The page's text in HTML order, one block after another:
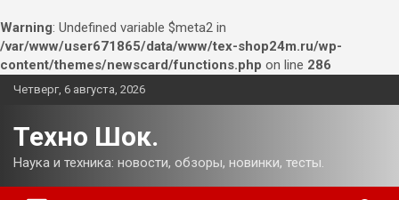
Warning: Undefined variable $meta2 in
/var/www/user671865/data/www/tex-shop24m.ru/wp-
content/themes/newscard/functions.php on line 286
Перейти
Четверг, 6 августа, 2026
Техно Шок.
Наука и техника: новости, обзоры, новинки, тесты.